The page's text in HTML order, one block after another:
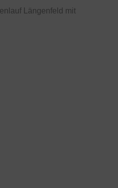
Längenfeld mit